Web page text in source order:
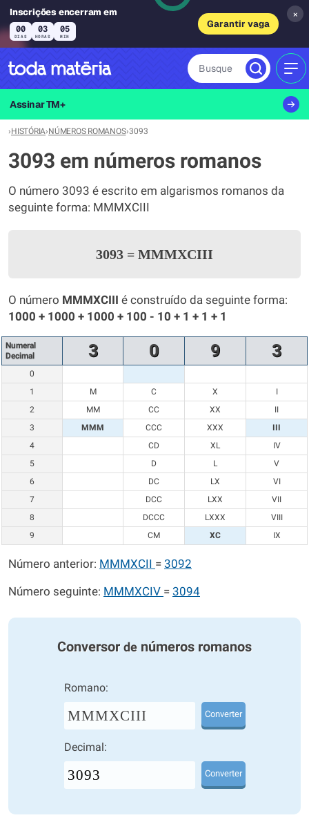
Inscrições encerram em
00
DIAS
03
HORAS
05
MIN
Garantir vaga
×
Busque
Assinar TM+
›HISTÓRIA›NÚMEROS ROMANOS›3093
3093 em números romanos
O número 3093 é escrito em algarismos romanos da
seguinte forma: MMMXCIII
3093 = MMMXCIII
O número MMMXCIII é construído da seguinte forma:
1000 + 1000 + 1000 + 100 - 10 + 1 + 1 + 1
Numeral
Decimal
3 0 9 3
0
1
M C X
I
2
MM CC XX
II
3
MMM CCC XXX
III
4
CD XL
IV
5
D L
V
6
DC LX
VI
7
DCC LXX
VII
8
DCCC LXXX
VIII
9
CM XC IX
Número anterior: MMMXCII = 3092
Número seguinte: MMMXCIV = 3094
Conversor de números romanos
Romano:
MMMXCIII Converter
Decimal:
Converter